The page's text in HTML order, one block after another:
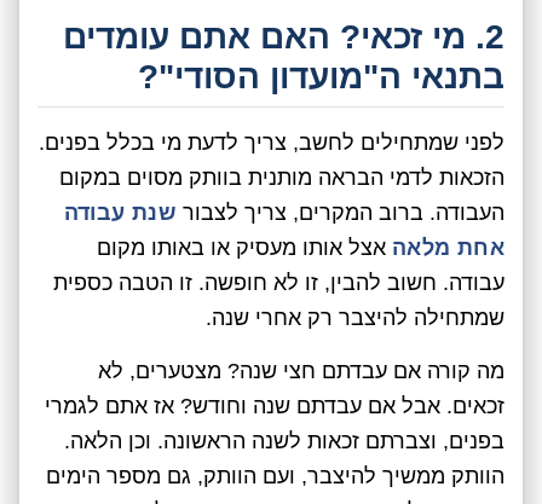
2. מי זכאי? האם אתם עומדים
בתנאי ה"מועדון הסודי"?
לפני שמתחילים לחשב, צריך לדעת מי בכלל בפנים.
הזכאות לדמי הבראה מותנית בוותק מסוים במקום
העבודה. ברוב המקרים, צריך לצבור שנת עבודה
אחת מלאה אצל אותו מעסיק או באותו מקום
עבודה. חשוב להבין, זו לא חופשה. זו הטבה כספית
שמתחילה להיצבר רק אחרי שנה.
מה קורה אם עבדתם חצי שנה? מצטערים, לא
זכאים. אבל אם עבדתם שנה וחודש? אז אתם לגמרי
בפנים, וצברתם זכאות לשנה הראשונה. וכן הלאה.
הוותק ממשיך להיצבר, ועם הוותק, גם מספר הימים